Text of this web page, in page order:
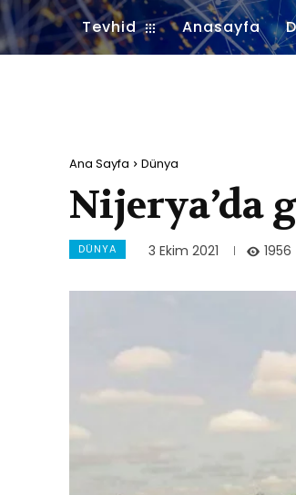
Tevhid Anasayfa
Ana Sayfa Dünya
Nijerya’da
DÜNYA 3 Ekim 2021 1956